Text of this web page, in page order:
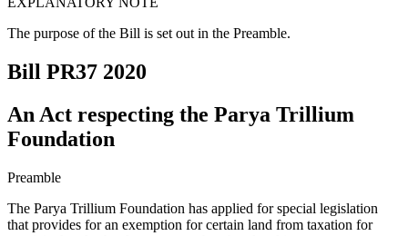
The purpose of the Bill is set out in the Preamble.
Bill PR37 2020
An Act respecting the Parya Trillium
Foundation
Preamble
The Parya Trillium Foundation has applied for special legislation
that provides for an exemption for certain land from taxation for